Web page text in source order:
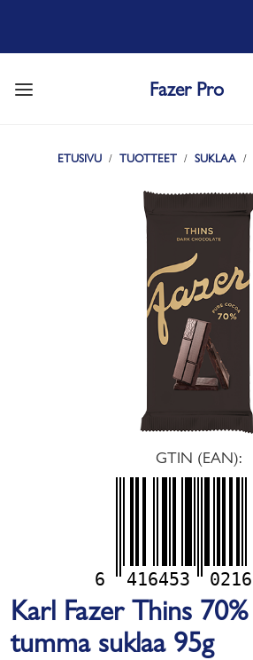
Fazer Pro
ETUSIVU TUOTTEET SUKLAA
GTIN (EAN):
6 416453
Karl Fazer Thins
tumma suklaa 95g